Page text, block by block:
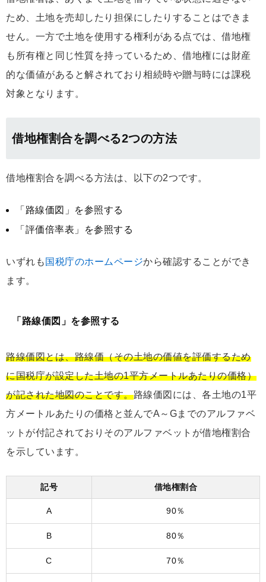
ため、土地を売却したり担保にしたりすることはできま
せん。一方で土地を使用する権利がある点では、借地権
も所有権と同じ性質を持っているため、借地権には財産
的な価値があると解されており相続時や贈与時には課税
対象となります。
借地権割合を調べる2つの方法
借地権割合を調べる方法は、以下の2つです。
「路線価図」を参照する
「評価倍率表」を参照する
いずれも 国税庁のホームページから確認することができ
ます。
「路線価図」を参照する
路線価図とは、路線価（その土地の価値を評価するため
に国税庁が設定した土地の1平方メートルあたりの価格）
が記された地図のことです。路線価図には、各土地の1平
方メートルあたりの価格と並んでA～Gまでのアルファベ
ットが付記されておりそのアルファベットが借地権割合
を示しています。
記号 借地権割合
A 90％
B 80％
C 70％